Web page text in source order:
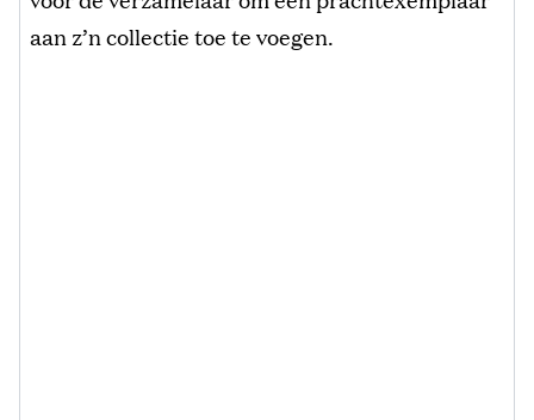
aan z’n collectie toe te voegen.